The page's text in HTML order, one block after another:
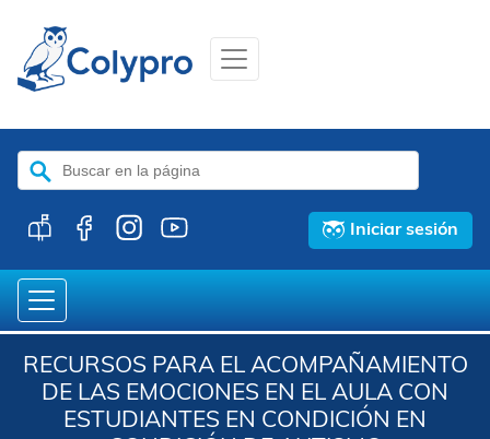
Buscar:
Iniciar sesión
RECURSOS PARA EL ACOMPAÑAMIENTO
DE LAS EMOCIONES EN EL AULA CON
ESTUDIANTES EN CONDICIÓN EN